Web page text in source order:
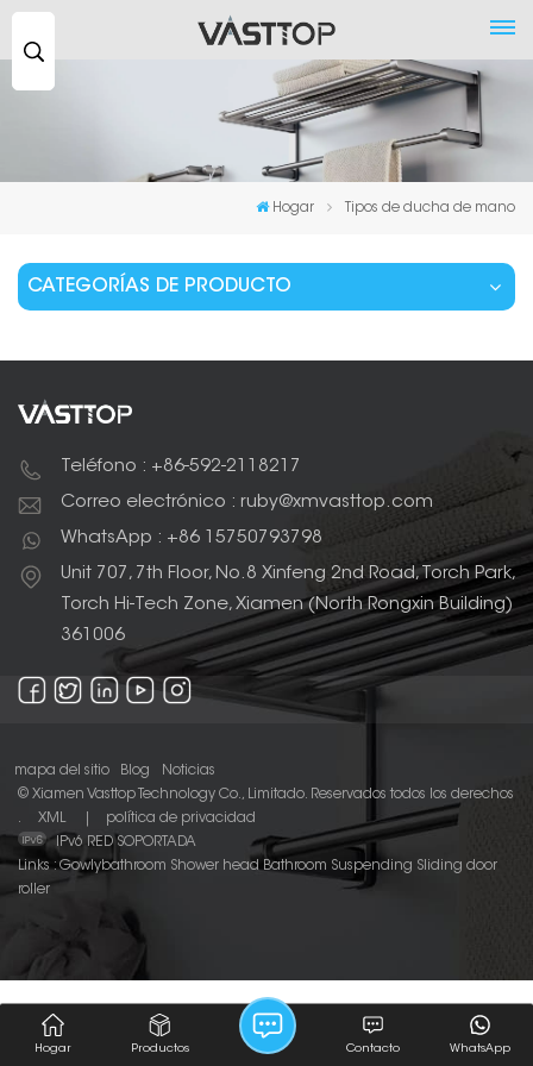
Hogar Tipos de ducha de mano
CATEGORÍAS DE PRODUCTO
Teléfono : +86-592-2118217
Correo electrónico : ruby@xmvasttop.com
WhatsApp : +86 15750793798
Unit 707, 7th Floor, No.8 Xinfeng 2nd Road, Torch Park,
Torch Hi-Tech Zone, Xiamen (North Rongxin Building)
361006
mapa del sitio Blog
Noticias
© Xiamen Vasttop Technology Co., Limitado. Reservados todos los derechos
.
XML
política de privacidad
IPv6 RED SOPORTADA
Links :Gowlybathroom Shower head Bathroom Suspending Sliding door
roller
Hogar Productos WhatsApp
Contacto